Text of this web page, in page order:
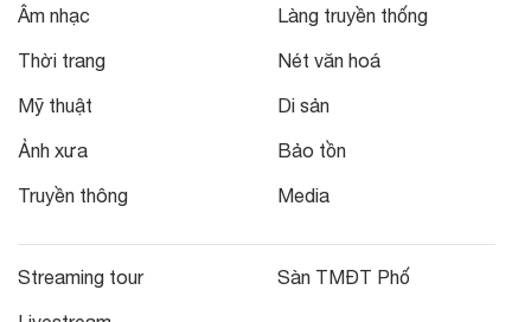
Âm nhạc
Thời trang
Mỹ thuật
Ảnh xưa
Truyền thông
Làng truyền thống
Nét văn hoá
Di sản
Bảo tồn
Media
Streaming tour Sàn TMĐT Phố